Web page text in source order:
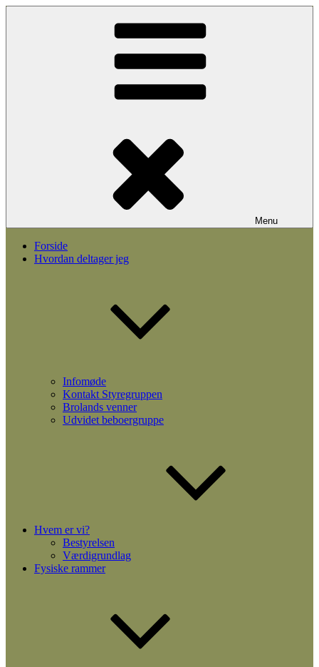
Videre
Menu
Forside
Hvordan deltager jeg
Infomøde
Kontakt Styregruppen
Brolands venner
Udvidet beboergruppe
Hvem er vi?
Bestyrelsen
Værdigrundlag
Fysiske rammer